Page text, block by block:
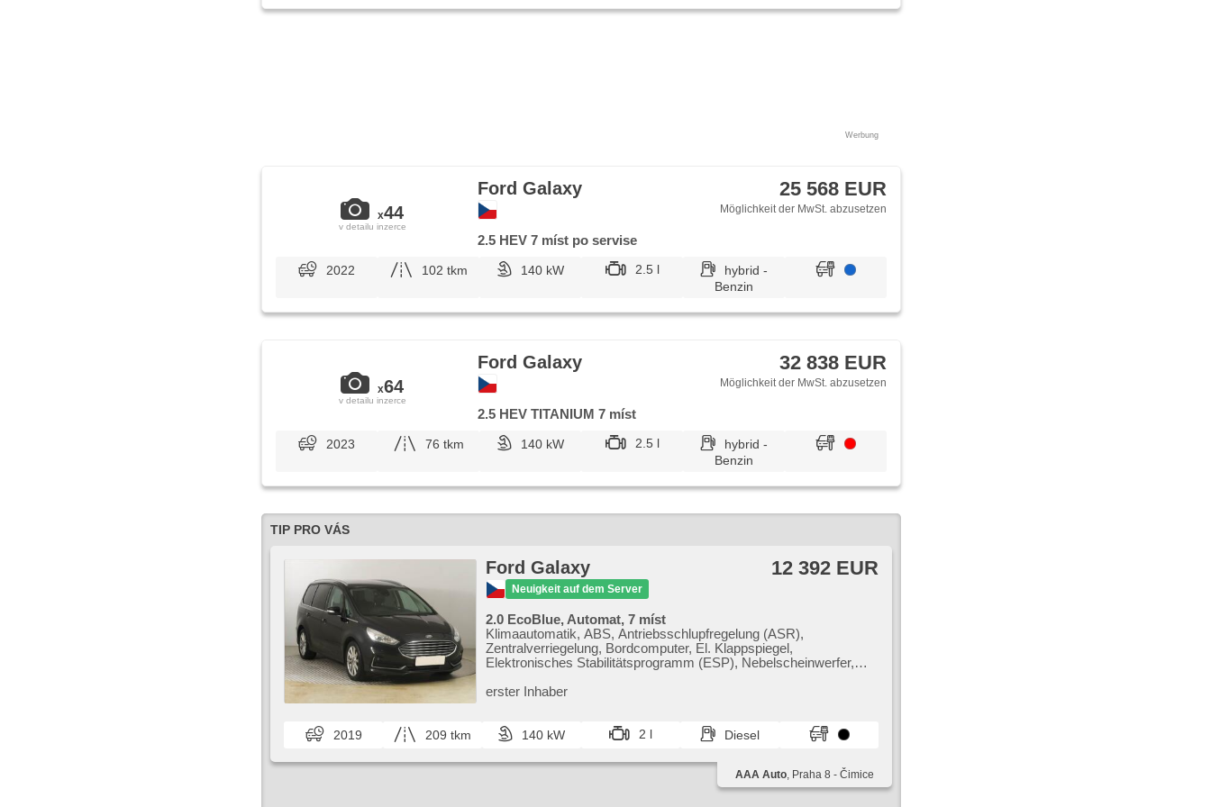
höheneinstellbare Sitze, paměť nastavení sedadla řidiče,
Werbung
x44
v detailu inzerce
Ford Galaxy 25 568 EUR
Möglichkeit der MwSt. abzusetzen
2.5 HEV 7 míst po servise
2022 102 tkm 140 kW 2.5 l
hybrid -
Benzin
x64
v detailu inzerce
Ford Galaxy 32 838 EUR
Möglichkeit der MwSt. abzusetzen
2.5 HEV TITANIUM 7 míst
2023 76 tkm 140 kW 2.5 l
hybrid -
Benzin
TIP PRO VÁS
Ford Galaxy
Neuigkeit auf dem Server
12 392 EUR
2.0 EcoBlue, Automat, 7 míst
Klimaautomatik, ABS, Antriebsschlupfregelung (ASR),
Zentralverriegelung, Bordcomputer, El. Klappspiegel,
Elektronisches Stabilitätsprogramm (ESP), Nebelscheinwerfer,
Taste, Reifendrucksensor, 8x Airbag, El. einstellbare Sitze,
erster Inhaber
2019 209 tkm 140 kW 2 l Diesel
AAA Auto, Praha 8 - Čimice